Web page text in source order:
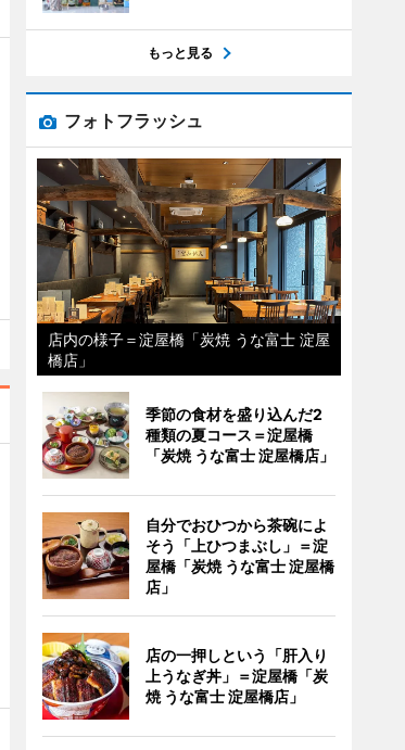
もっと見る
フォトフラッシュ
店内の様子＝淀屋橋「炭焼 うな富士 淀屋
橋店」
季節の食材を盛り込んだ2
種類の夏コース＝淀屋橋
「炭焼 うな富士 淀屋橋店」
自分でおひつから茶碗によ
そう「上ひつまぶし」＝淀
屋橋「炭焼 うな富士 淀屋橋
店」
店の一押しという「肝入り
上うなぎ丼」＝淀屋橋「炭
焼 うな富士 淀屋橋店」